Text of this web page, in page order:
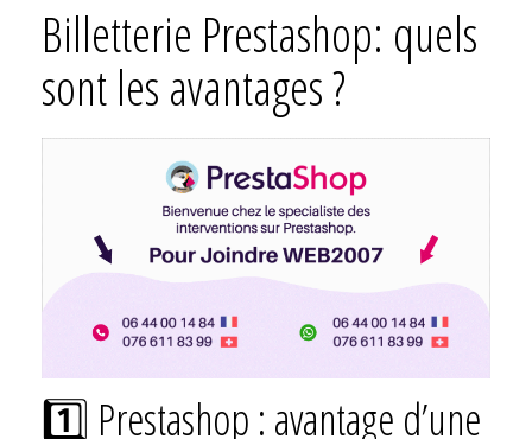
Billetterie Prestashop: quels
sont les avantages ?
1️⃣ Prestashop : avantage d’une